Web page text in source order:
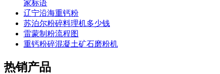
家标语
辽宁沿海重钙粉
苏泊尔粉碎料理机多少钱
雷蒙制粉流程图
重钙粉碎混凝土矿石磨粉机
热销产品